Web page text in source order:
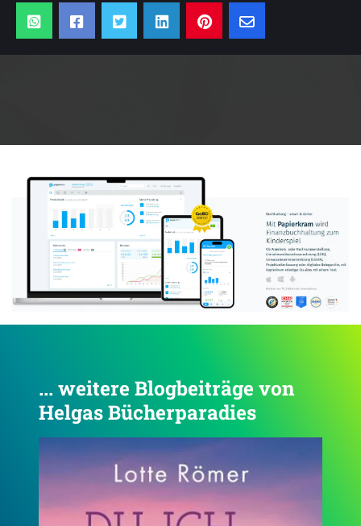
... weitere Blogbeiträge von
Helgas Bücherparadies